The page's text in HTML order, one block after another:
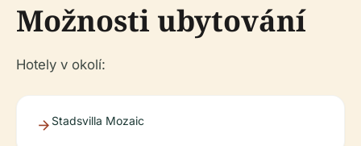
Možnosti ubytování
Hotely v okolí:
Stadsvilla Mozaic